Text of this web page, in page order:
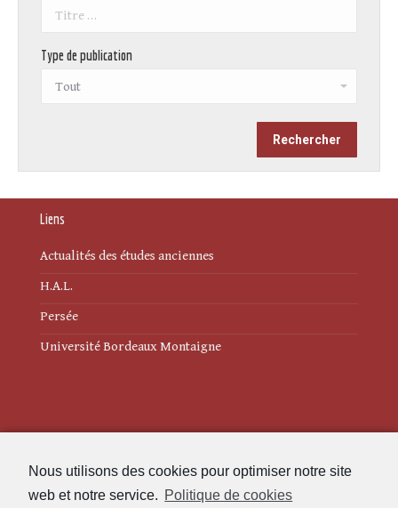
Nous utilisons des cookies pour optimiser notre site
web et notre service. Politique de cookies
Type de publication
Liens
Actualités des études anciennes
H.A.L.
Persée
Université Bordeaux Montaigne
Politique de cookies (UE)